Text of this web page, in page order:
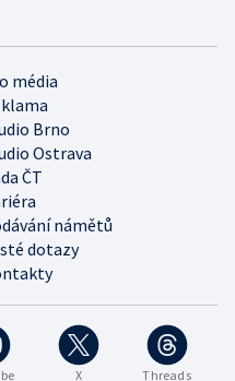
X Threads
média
Brno
Ostrava
ČT
námětů
dotazy